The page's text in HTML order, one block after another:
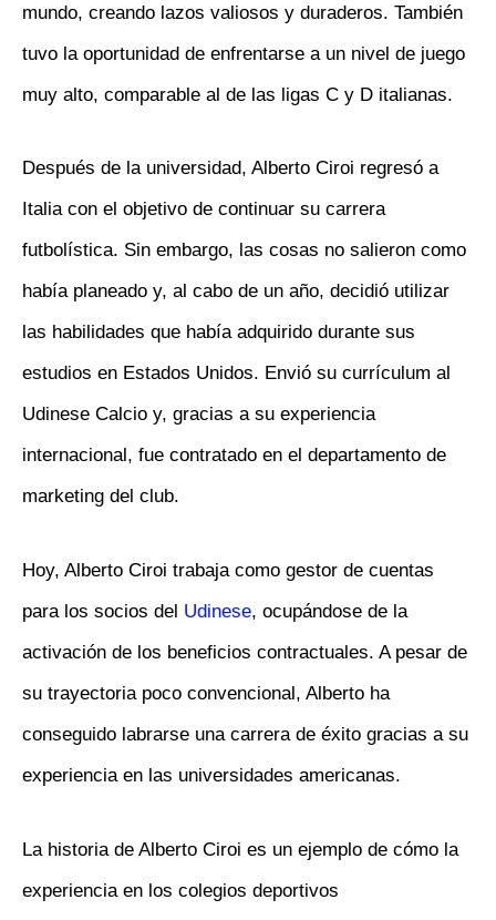
mundo, creando lazos valiosos y duraderos. También
tuvo la oportunidad de enfrentarse a un nivel de juego
muy alto, comparable al de las ligas C y D italianas.
Después de la universidad, Alberto Ciroi regresó a
Italia con el objetivo de continuar su carrera
futbolística. Sin embargo, las cosas no salieron como
había planeado y, al cabo de un año, decidió utilizar
las habilidades que había adquirido durante sus
estudios en Estados Unidos. Envió su currículum al
Udinese Calcio y, gracias a su experiencia
internacional, fue contratado en el departamento de
marketing del club.
Hoy, Alberto Ciroi trabaja como gestor de cuentas
para los socios del Udinese, ocupándose de la
activación de los beneficios contractuales. A pesar de
su trayectoria poco convencional, Alberto ha
conseguido labrarse una carrera de éxito gracias a su
experiencia en las universidades americanas.
La historia de Alberto Ciroi es un ejemplo de cómo la
experiencia en los colegios deportivos